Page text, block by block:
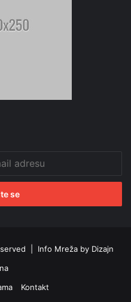
| Info Mreža by Dizajn
Kontakt